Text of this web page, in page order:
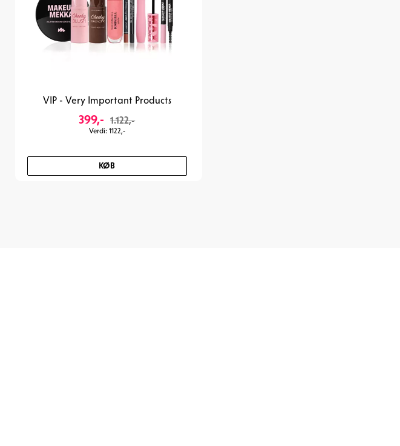
VIP - Very Important Products
399,- 1.122,-
Verdi: 1122,-
KØB